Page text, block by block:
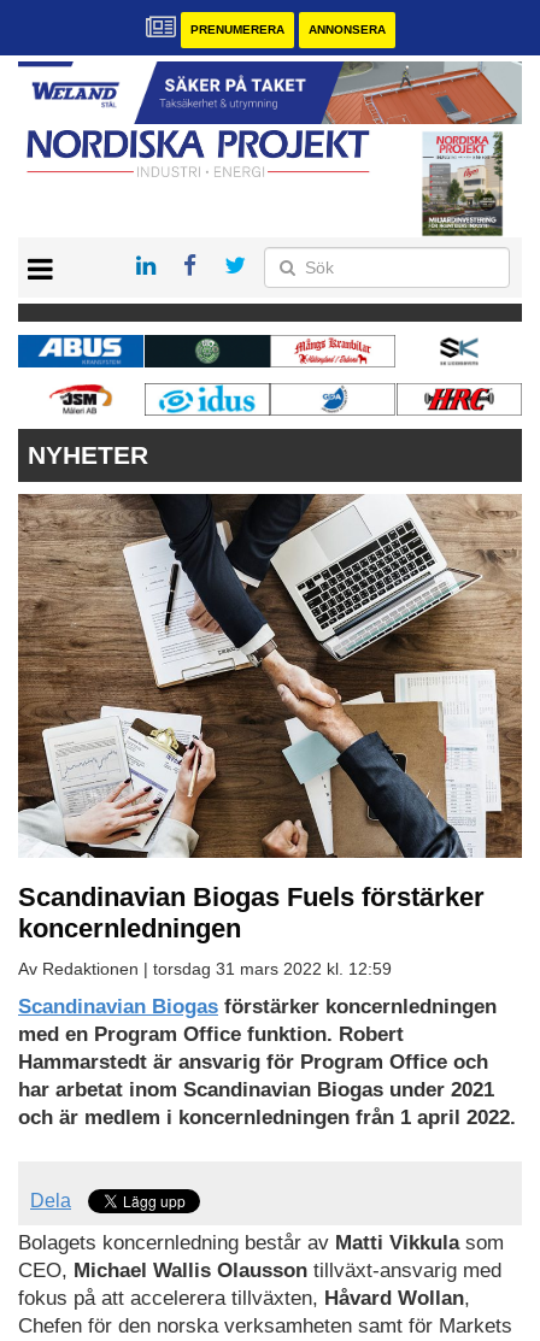
PRENUMERERA ANNONSERA
KONTAKT
VÅRA ANDRA MAGASIN
PRENUMERERA
ANNONSERA
NYHETER
Scandinavian Biogas Fuels förstärker
koncernledningen
Av Redaktionen | torsdag 31 mars 2022 kl. 12:59
Scandinavian Biogas förstärker koncernledningen
med en Program Office funktion. Robert
Hammarstedt är ansvarig för Program Office och
har arbetat inom Scandinavian Biogas under 2021
och är medlem i koncernledningen från 1 april 2022.
Dela
Bolagets koncernledning består av Matti Vikkulasom
CEO, Michael Wallis Olausson tillväxt-ansvarig med
fokus på att accelerera tillväxten, Håvard Wollan,
Chefen för den norska verksamheten samt för Markets